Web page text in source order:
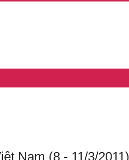
Nam (8 - 11/3/2011)